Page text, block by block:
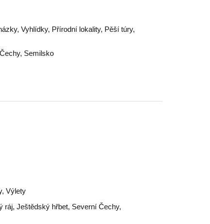
Vyhlídky, Přírodní lokality, Pěší túry,
, Semilsko
Výlety
ráj, Ještědský hřbet, Severní Čechy,